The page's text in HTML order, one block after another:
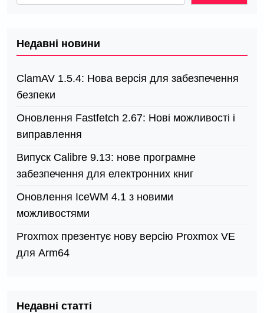
Недавні новини
ClamAV 1.5.4: Нова версія для забезпечення
безпеки
Оновлення Fastfetch 2.67: Нові можливості і
виправлення
Випуск Calibre 9.13: нове програмне
забезпечення для електронних книг
Оновлення IceWM 4.1 з новими
можливостями
Proxmox презентує нову версію Proxmox VE
для Arm64
Недавні статті